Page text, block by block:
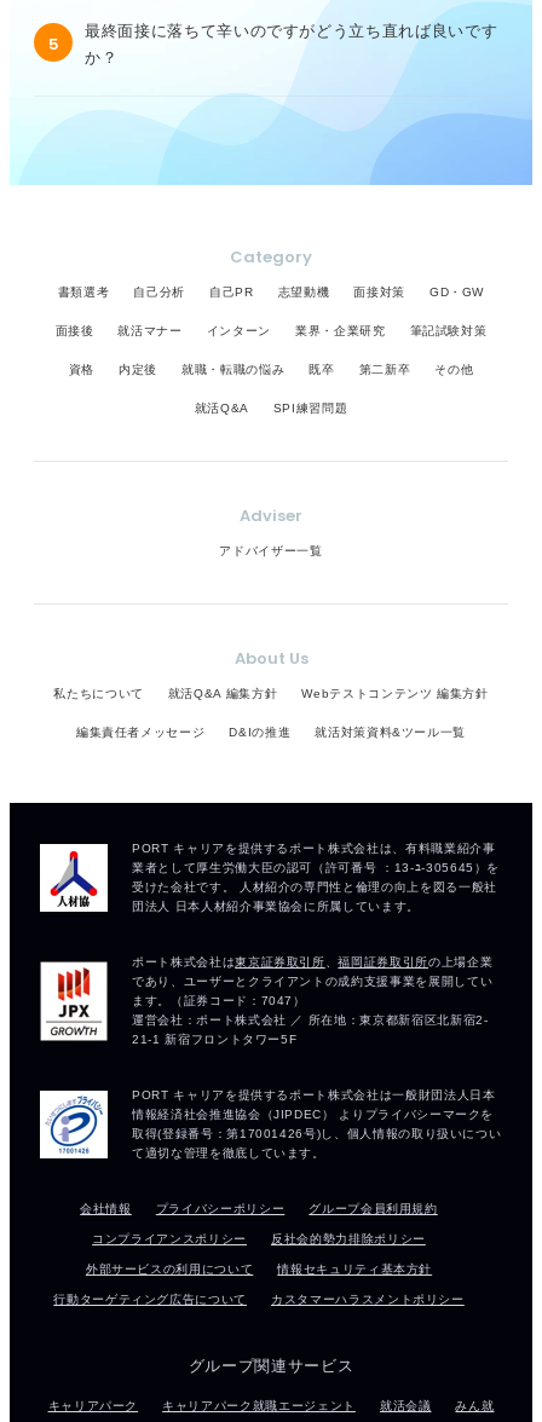
5
最終面接に落ちて辛いのですがどう立ち直れば良いです
か？
Category
書類選考 自己分析 自己PR 志望動機 面接対策 GD・GW
面接後 就活マナー インターン 業界・企業研究 筆記試験対策
資格 内定後 就職・転職の悩み 既卒 第二新卒 その他
就活Q&A SPI練習問題
Adviser
アドバイザー一覧
About Us
私たちについて 就活Q&A 編集方針 Webテストコンテンツ 編集方針
編集責任者メッセージ D&Iの推進 就活対策資料&ツール一覧
会社情報 プライバシーポリシー グループ会員利用規約
コンプライアンスポリシー 反社会的勢力排除ポリシー
外部サービスの利用について 情報セキュリティ基本方針
行動ターゲティング広告について カスタマーハラスメントポリシー